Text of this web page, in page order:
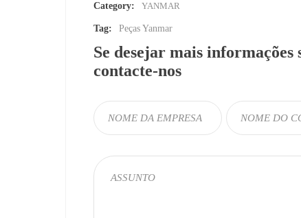
Category: YANMAR
Tag: Peças Yanmar
Se desejar mais informações
contacte-nos